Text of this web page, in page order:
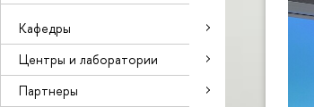
Кафедры
Центры и лаборатории
Партнеры